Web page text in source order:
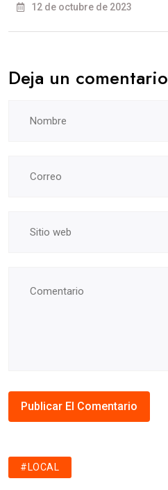
12 de octubre de 2023
Deja un comentario
#LOCAL